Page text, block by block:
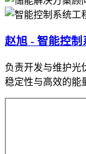
赵旭 - 智能控制
负责开发与维护光
稳定性与高效的能